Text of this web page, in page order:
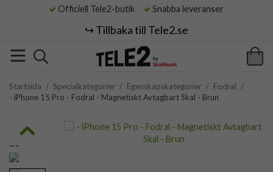
Officiell Tele2-butik Snabba leveranser
↪️ Tillbaka till Tele2.se
Startsida / Specialkategorier / Egenskapskategorier / Fodral /
- iPhone 15 Pro - Fodral - Magnetiskt Avtagbart Skal - Brun